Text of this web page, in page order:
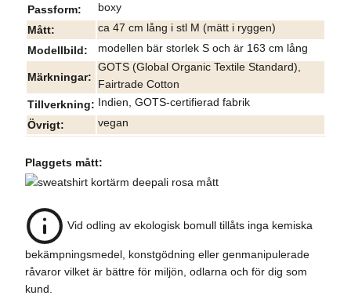
Passform
boxy
Mått
ca 47 cm lång i stl M (mätt i ryggen)
Modellbild
modellen bär storlek S och är 163 cm lång
Märkningar
GOTS (Global Organic Textile Standard),
Fairtrade Cotton
Tillverkning
Indien, GOTS-certifierad fabrik
Övrigt
vegan
Plaggets mått:
Vid odling av ekologisk bomull tillåts inga kemiska
bekämpningsmedel, konstgödning eller genmanipulerade
råvaror vilket är bättre för miljön, odlarna och för dig som
kund.